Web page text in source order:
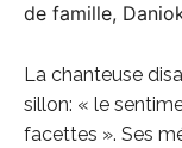
de famille,
La chanteuse
sillon: « le
facettes ». Ses